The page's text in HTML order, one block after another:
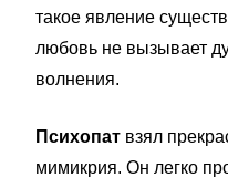
такое явление
любовь не вызывает
волнения.
Психопат взял
мимикрия. Он легко